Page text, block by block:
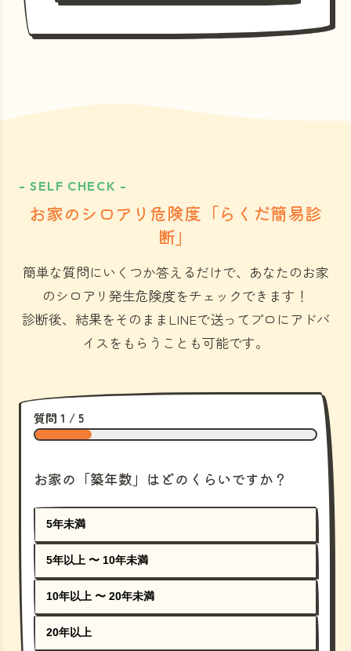
- SELF CHECK -
お家のシロアリ危険度「らくだ簡易診
断」
簡単な質問にいくつか答えるだけで、あなたのお家
のシロアリ発生危険度をチェックできます！
診断後、結果をそのままLINEで送ってプロにアドバ
イスをもらうことも可能です。
質問 1 / 5
お家の「築年数」はどのくらいですか？
5年未満
5年以上 〜 10年未満
10年以上 〜 20年未満
20年以上